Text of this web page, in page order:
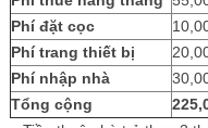
Phí đặt cọc
Phí trang thiết bị
Phí nhập nhà
Tổng cộng